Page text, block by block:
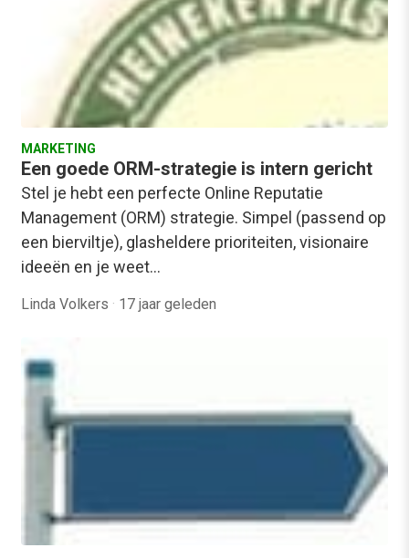
MARKETING
Een goede ORM-strategie is intern gericht
Stel je hebt een perfecte Online Reputatie
Management (ORM) strategie. Simpel (passend op
een bierviltje), glasheldere prioriteiten, visionaire
ideeën en je weet…
Linda Volkers · 17 jaar geleden